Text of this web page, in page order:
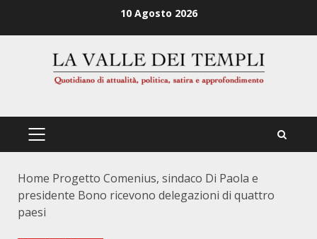
10 Agosto 2026
PRIMÄRES
Home Progetto Comenius, sindaco Di Paola e
presidente Bono ricevono delegazioni di quattro
paesi